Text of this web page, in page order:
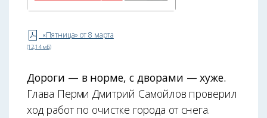
«Пятница» от 8 марта
(12,14 мБ)
Дороги — в норме, с дворами — хуже.
Глава Перми Дмитрий Самойлов проверил
ход работ по очистке города от снега.